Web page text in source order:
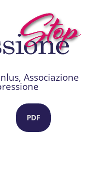
Associazione
PDF